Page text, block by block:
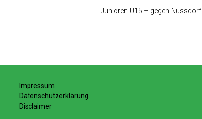
Junioren U15 – gegen Nussdorf
Impressum
Datenschutzerklärung
Disclaimer